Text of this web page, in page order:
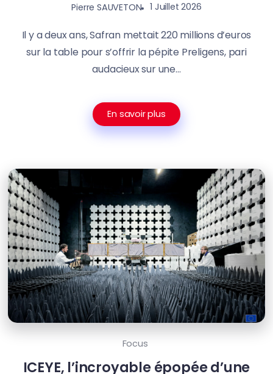
Pierre SAUVETON 1 Juillet 2026
Il y a deux ans, Safran mettait 220 millions d’euros
sur la table pour s’offrir la pépite Preligens, pari
audacieux sur une...
En savoir plus
Focus
ICEYE, l’incroyable épopée d’une